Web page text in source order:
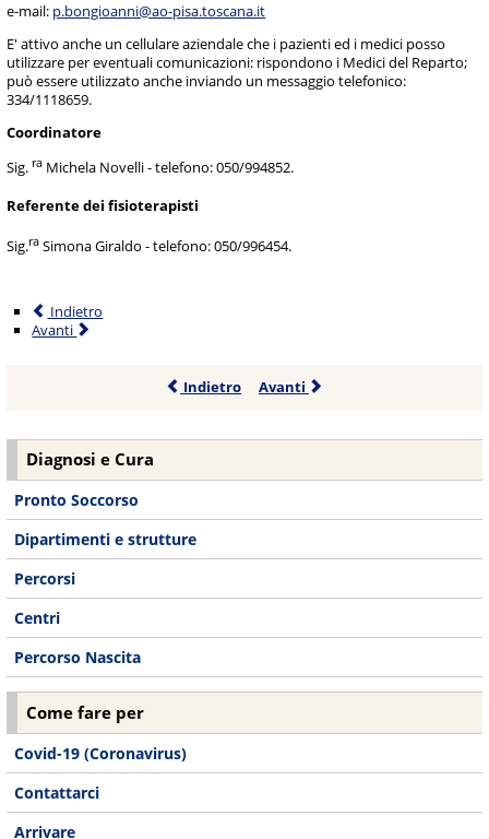
e-mail: p.bongioanni@ao-pisa.toscana.it
E' attivo anche un cellulare aziendale che i pazienti ed i medici posso
utilizzare per eventuali comunicazioni: rispondono i Medici del Reparto;
può essere utilizzato anche inviando un messaggio telefonico:
334/1118659.
Coordinatore
Sig. ra Michela Novelli - telefono: 050/994852.
Referente dei fisioterapisti
Sig.ra Simona Giraldo - telefono: 050/996454.
Indietro
Avanti
Indietro Avanti
Diagnosi e Cura
Pronto Soccorso
Dipartimenti e strutture
Percorsi
Centri
Percorso Nascita
Come fare per
Covid-19 (Coronavirus)
Contattarci
Arrivare